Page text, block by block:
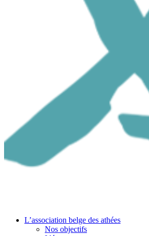
L’association belge des athées
Nos objectifs